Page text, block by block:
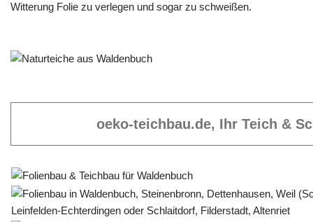
Witterung Folie zu verlegen und sogar zu schweißen.
oeko-teichbau.de, Ihr Teich &